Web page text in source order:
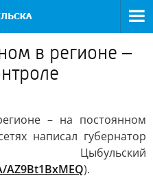
в регионе –
– на постоянном
написал губернатор
).